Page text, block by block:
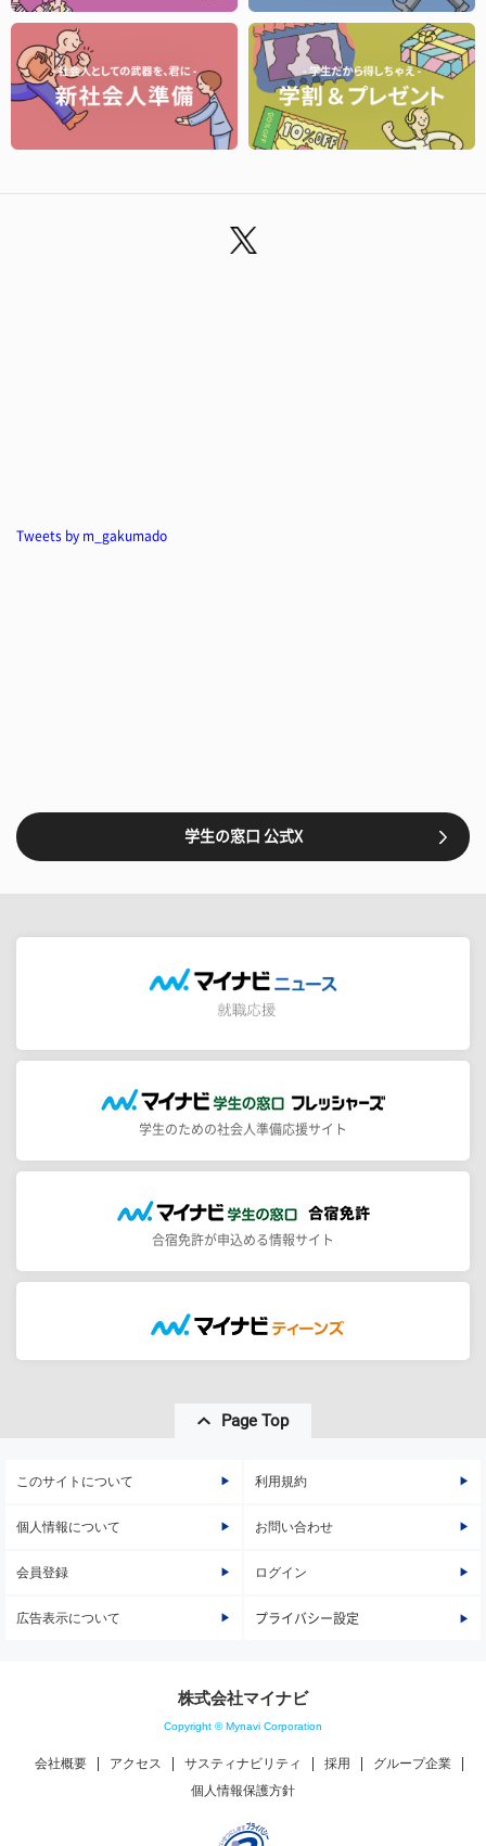
Tweets by m_gakumado
学生の窓口 公式X
学生のための社会人準備応援サイト
合宿免許が申込める情報サイト
Page Top
このサイトについて 利用規約
個人情報について お問い合わせ
会員登録 ログイン
広告表示について プライバシー設定
株式会社マイナビ
Copyright © Mynavi Corporation
会社概要 アクセス サスティナビリティ 採用
グループ企業
個人情報保護方針